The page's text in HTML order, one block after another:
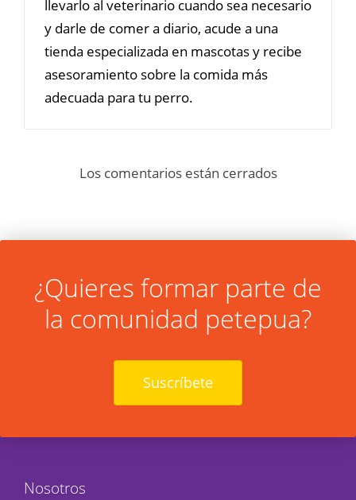
llevarlo al veterinario cuando sea necesario
y darle de comer a diario, acude a una
tienda especializada en mascotas y recibe
asesoramiento sobre la comida más
adecuada para tu perro.
Los comentarios están cerrados
¿Quieres formar parte de
la comunidad petepua?
Suscríbete
Nosotros